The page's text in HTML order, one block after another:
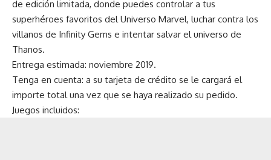
de edición limitada, donde puedes controlar a tus
superhéroes favoritos del Universo Marvel, luchar contra los
villanos de Infinity Gems e intentar salvar el universo de
Thanos.
Entrega estimada: noviembre 2019.
Tenga en cuenta: a su tarjeta de crédito se le cargará el
importe total una vez que se haya realizado su pedido.
Juegos incluidos: